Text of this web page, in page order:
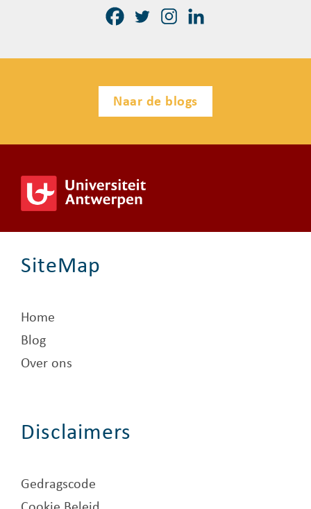
Naar de blogs
SiteMap
Home
Blog
Over ons
Disclaimers
Gedragscode